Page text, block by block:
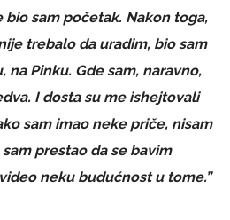
bio sam početak. Nakon toga,
trebalo da uradim, bio sam
na Pinku. Gde sam, naravno,
I dosta su me ishejtovali
sam imao neke priče, nisam
prestao da se bavim
neku budućnost u tome.”